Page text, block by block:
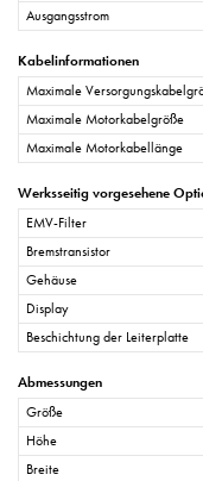
Ausgangsstrom
Kabelinformationen
Maximale
Maximale Motorkabelgröße
Maximale Motorkabellänge
Werksseitig vorgesehene
EMV-Filter
Bremstransistor
Gehäuse
Display
Beschichtung der Leiterplatte
Abmessungen
Größe
Höhe
Breite